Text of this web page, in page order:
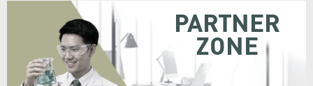
PARTNER
ZONE